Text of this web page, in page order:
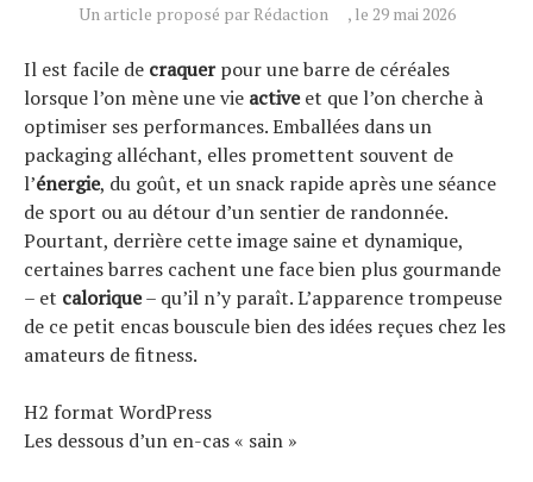
Un article proposé par Rédaction , le 29 mai 2026
Il est facile de craquerpour une barre de céréales
lorsque l’on mène une vie activeet que l’on cherche à
optimiser ses performances. Emballées dans un
packaging alléchant, elles promettent souvent de
l’énergie, du goût, et un snack rapide après une séance
de sport ou au détour d’un sentier de randonnée.
Pourtant, derrière cette image saine et dynamique,
certaines barres cachent une face bien plus gourmande
– et calorique– qu’il n’y paraît. L’apparence trompeuse
de ce petit encas bouscule bien des idées reçues chez les
amateurs de fitness.
H2 format WordPress
Les dessous d’un en-cas « sain »
Actualités
Technologies
Tests de produits
Conseils
Tendances
Tous nos articles
À propos